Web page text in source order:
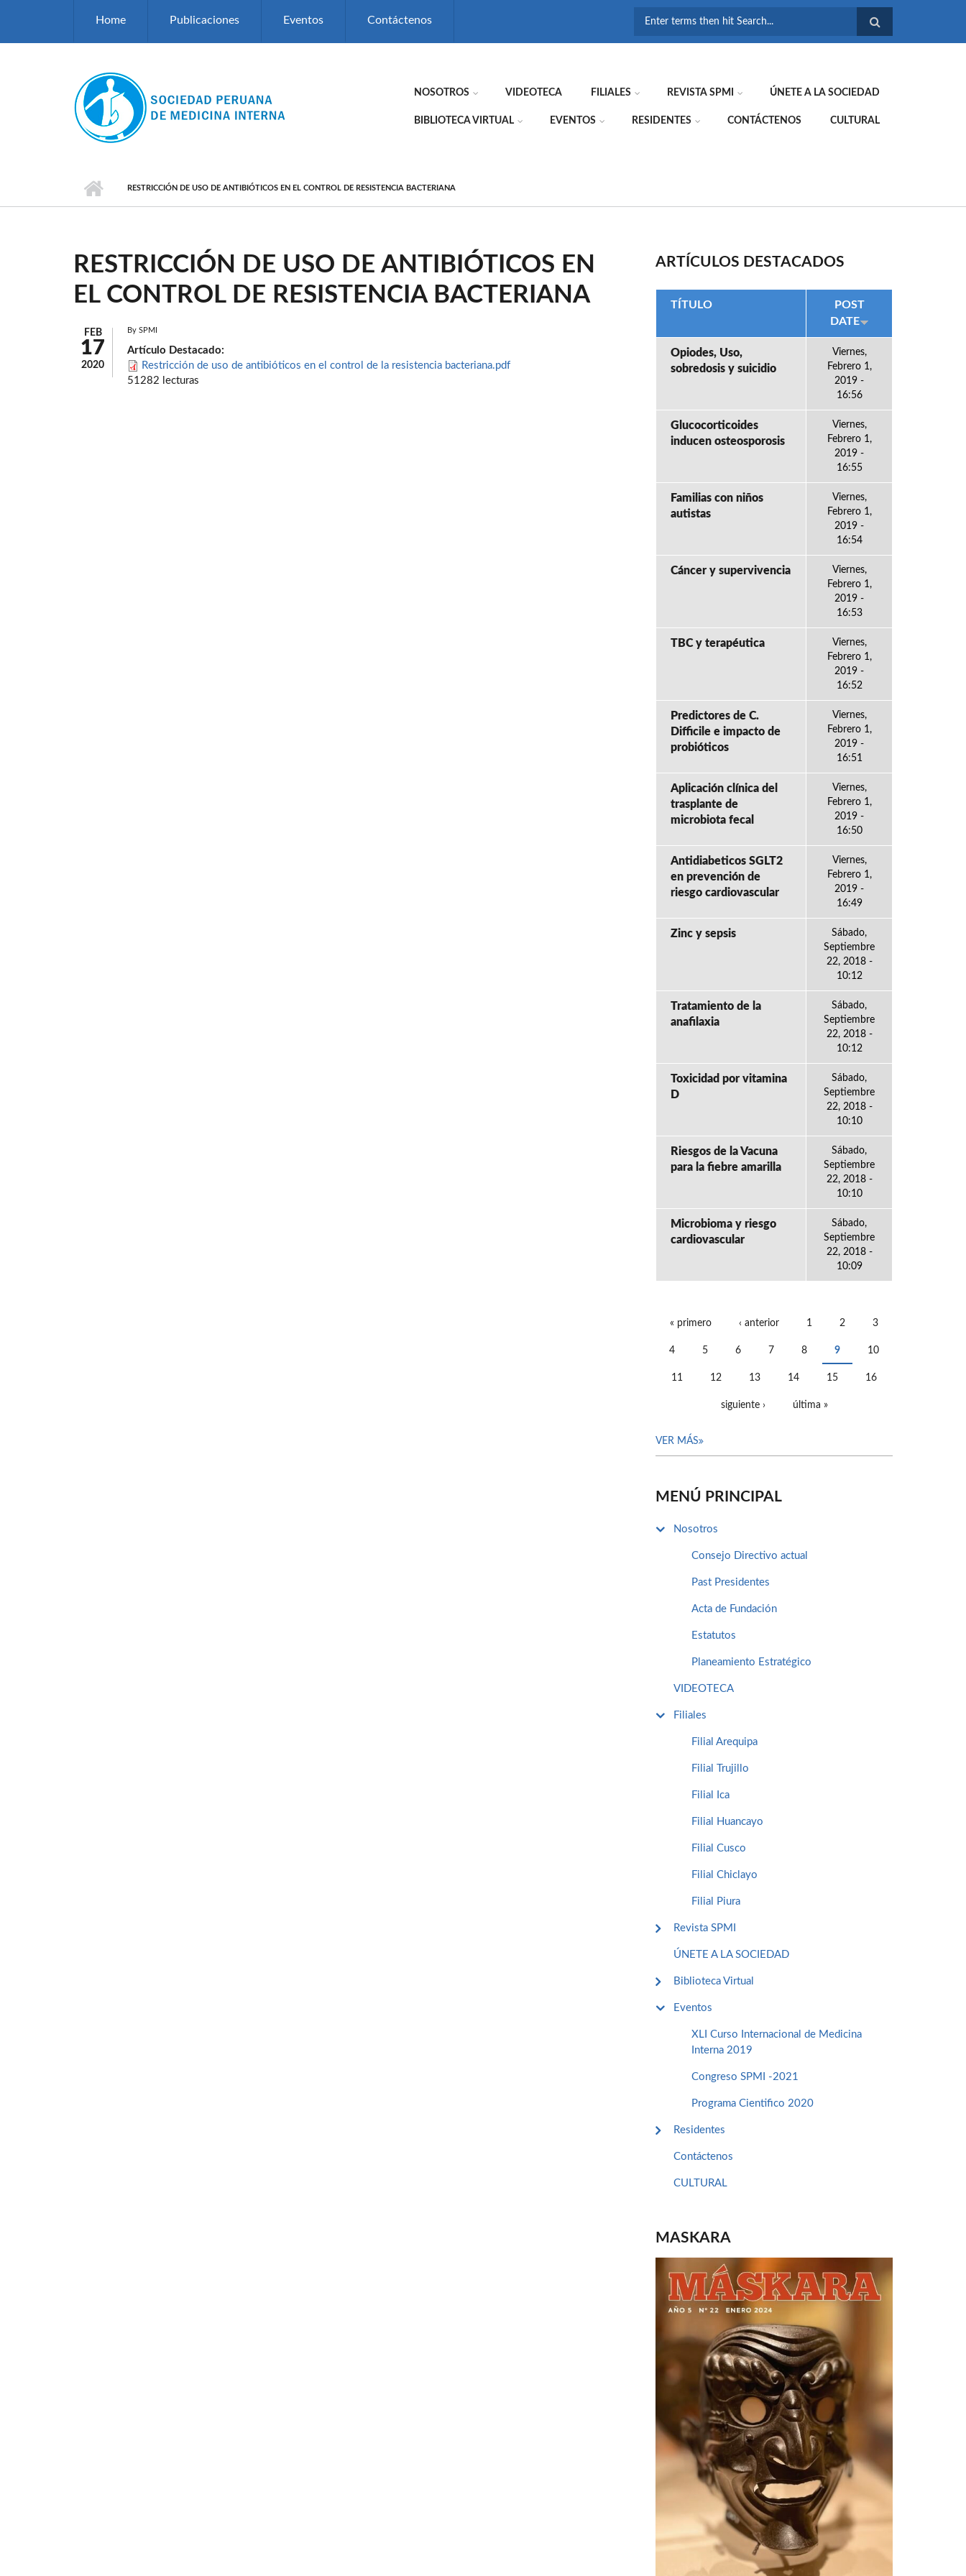
Home Publicaciones Eventos Contáctenos
NOSOTROS VIDEOTECA FILIALES REVISTA SPMI ÚNETE A LA SOCIEDAD
BIBLIOTECA VIRTUAL EVENTOS RESIDENTES CONTÁCTENOS CULTURAL
RESTRICCIÓN DE USO DE ANTIBIÓTICOS EN EL CONTROL DE RESISTENCIA BACTERIANA
RESTRICCIÓN DE USO DE ANTIBIÓTICOS EN
EL CONTROL DE RESISTENCIA BACTERIANA
FEB
17
2020
By SPMI
Artículo Destacado:
Restricción de uso de antibióticos en el control de la resistencia bacteriana.pdf
51282 lecturas
ARTÍCULOS DESTACADOS
TÍTULO
POST
DATE
Opiodes, Uso,
sobredosis y suicidio
Viernes,
Febrero 1,
2019 -
16:56
Glucocorticoides
inducen osteosporosis
Viernes,
Febrero 1,
2019 -
16:55
Familias con niños
autistas
Viernes,
Febrero 1,
2019 -
16:54
Cáncer y supervivencia
Viernes,
Febrero 1,
2019 -
16:53
TBC y terapéutica
Viernes,
Febrero 1,
2019 -
16:52
Predictores de C.
Difficile e impacto de
probióticos
Viernes,
Febrero 1,
2019 -
16:51
Aplicación clínica del
trasplante de
microbiota fecal
Viernes,
Febrero 1,
2019 -
16:50
Antidiabeticos SGLT2
en prevención de
riesgo cardiovascular
Viernes,
Febrero 1,
2019 -
16:49
Zinc y sepsis
Sábado,
Septiembre
22, 2018 -
10:12
Tratamiento de la
anafilaxia
Sábado,
Septiembre
22, 2018 -
10:12
Toxicidad por vitamina
D
Sábado,
Septiembre
22, 2018 -
10:10
Riesgos de la Vacuna
para la fiebre amarilla
Sábado,
Septiembre
22, 2018 -
10:10
Microbioma y riesgo
cardiovascular
Sábado,
Septiembre
22, 2018 -
10:09
« primero ‹ anterior 1 2 3
4 5 6 7 8 9 10
11 12 13 14 15 16
siguiente › última »
VER MÁS
MENÚ PRINCIPAL
Nosotros
Consejo Directivo actual
Past Presidentes
Acta de Fundación
Estatutos
Planeamiento Estratégico
VIDEOTECA
Filiales
Filial Arequipa
Filial Trujillo
Filial Ica
Filial Huancayo
Filial Cusco
Filial Chiclayo
Filial Piura
Revista SPMI
ÚNETE A LA SOCIEDAD
Biblioteca Virtual
Eventos
XLI Curso Internacional de Medicina
Interna 2019
Congreso SPMI -2021
Programa Cientifico 2020
Residentes
Contáctenos
CULTURAL
MASKARA